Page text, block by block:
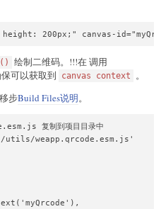
200px;" canvas-
绘制二维码。!!!在 调用
可以获取到 canvas context
。
步Build Files说明。
复制到项目目录中
weapp.qrcode.esm.js'